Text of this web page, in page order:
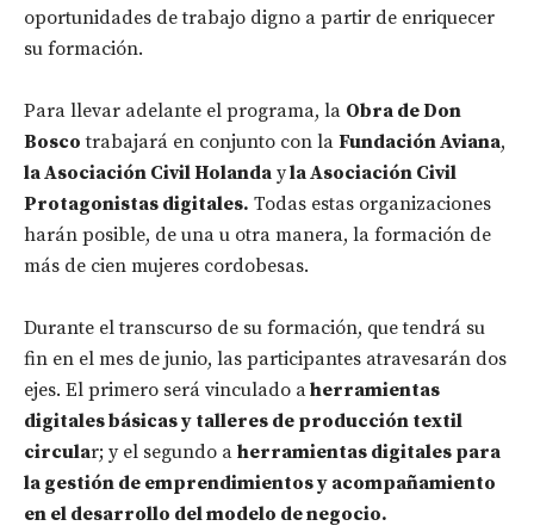
oportunidades de trabajo digno a partir de enriquecer
su formación.
Para llevar adelante el programa, la Obra de Don
Bosco trabajará en conjunto con la Fundación Aviana,
la Asociación Civil Holanda yla Asociación Civil
Protagonistas digitales. Todas estas organizaciones
harán posible, de una u otra manera, la formación de
más de cien mujeres cordobesas.
Durante el transcurso de su formación, que tendrá su
fin en el mes de junio, las participantes atravesarán dos
ejes. El primero será vinculado aherramientas
digitales básicas y talleres de producción textil
circular; y el segundo a herramientas digitales para
la gestión de emprendimientos y acompañamiento
en el desarrollo del modelo de negocio.